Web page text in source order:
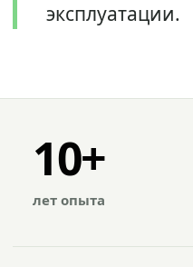
эксплуатации.
10+
лет опыта